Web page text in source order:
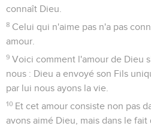
connaît Dieu.
8 Celui qui n'aime pas n'a pas
amour.
9 Voici comment l'amour de Dieu
nous : Dieu a envoyé son Fils
par lui nous ayons la vie.
10 Et cet amour consiste non pas
avons aimé Dieu, mais dans le